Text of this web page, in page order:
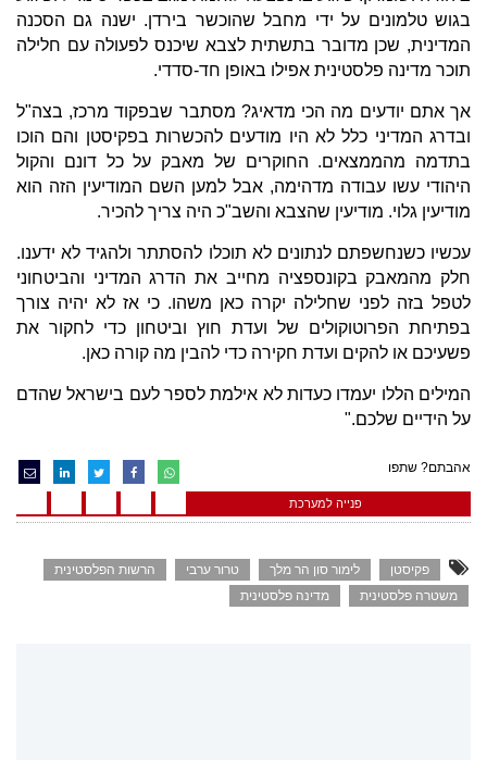
בגוש טלמונים על ידי מחבל שהוכשר בירדן. ישנה גם הסכנה
המדינית, שכן מדובר בתשתית לצבא שיכנס לפעולה עם חלילה
תוכר מדינה פלסטינית אפילו באופן חד-סדדי.
אך אתם יודעים מה הכי מדאיג? מסתבר שבפקוד מרכז, בצה"ל
ובדרג המדיני כלל לא היו מודעים להכשרות בפקיסטן והם הוכו
בתדמה מהממצאים. החוקרים של מאבק על כל דונם והקול
היהודי עשו עבודה מדהימה, אבל למען השם המודיעין הזה הוא
מודיעין גלוי. מודיעין שהצבא והשב"כ היה צריך להכיר.
עכשיו כשנחשפתם לנתונים לא תוכלו להסתתר ולהגיד לא ידענו.
חלק מהמאבק בקונספציה מחייב את הדרג המדיני והביטחוני
לטפל בזה לפני שחלילה יקרה כאן משהו. כי אז לא יהיה צורך
בפתיחת הפרוטוקולים של ועדת חוץ וביטחון כדי לחקור את
פשעיכם או להקים ועדת חקירה כדי להבין מה קורה כאן.
המילים הללו יעמדו כעדות לא אילמת לספר לעם בישראל שהדם
על הידיים שלכם."
אהבתם? שתפו
פנייה למערכת
פקיסטן לימור סון הר מלך טרור ערבי
הרשות הפלסטינית
משטרה פלסטינית
מדינה פלסטינית